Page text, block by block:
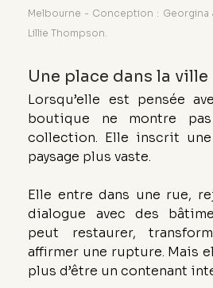
Melbourne - Conception : Georgina
Lillie Thompson.
Une place dans la ville
Lorsqu’elle est pensée
boutique ne montre
collection. Elle inscrit
paysage plus vaste.
Elle entre dans une rue,
dialogue avec des
peut restaurer,
affirmer une rupture. Mais
plus d’être un contenant